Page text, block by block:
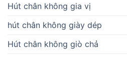
Hút chân không gia vị
hút chân không giày dép
Hút chân không giò chả